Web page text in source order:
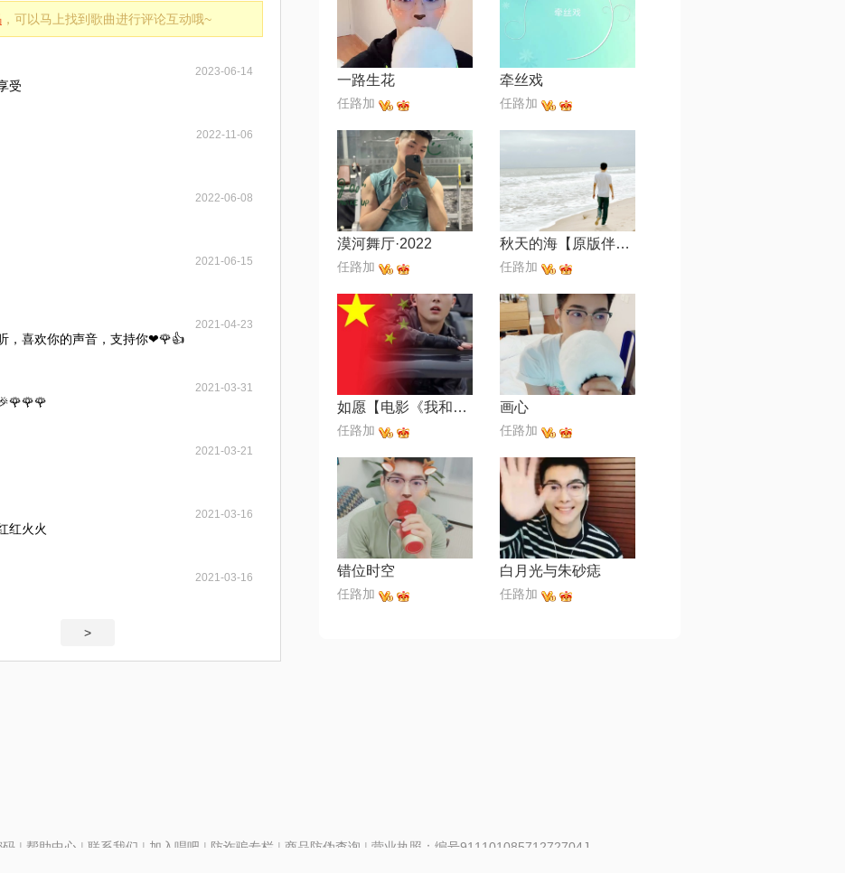
，可以马上找到歌曲进行评论互动哦~
2023-06-14
受
2022-11-06
2022-06-08
2021-06-15
2021-04-23
，喜欢你的声音，支持你❤🌹👍
2021-03-31
2021-03-21
2021-03-16
红火火
2021-03-16
>
一路生花
任路加
牵丝戏
任路加
漠河舞厅·2022
任路加
秋天的海【原版伴奏】
任路加
如愿【电影《我和我的父辈》主题推广曲】
任路加
画心
任路加
错位时空
任路加
白月光与朱砂痣
任路加
码| 帮助中心 | 联系我们 | 加入唱吧 | 防诈骗专栏 | 商品防伪查询 | 营业执照：编号91110108571272704J